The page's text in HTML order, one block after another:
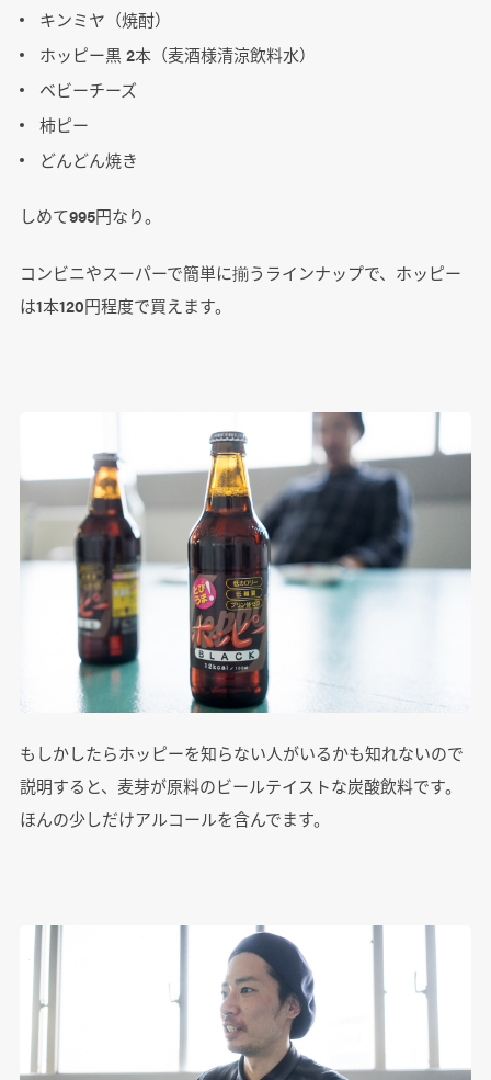
キンミヤ（焼酎）
ホッピー黒 2本（麦酒様清涼飲料水）
ベビーチーズ
柿ピー
どんどん焼き
しめて995円なり。
コンビニやスーパーで簡単に揃うラインナップで、ホッピー
は1本120円程度で買えます。
もしかしたらホッピーを知らない人がいるかも知れないので
説明すると、麦芽が原料のビールテイストな炭酸飲料です。
ほんの少しだけアルコールを含んでます。